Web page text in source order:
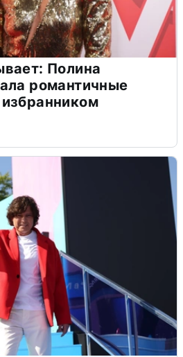
Полина
романтичные